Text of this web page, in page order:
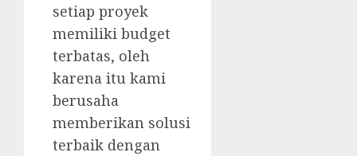
setiap proyek
memiliki budget
terbatas, oleh
karena itu kami
berusaha
memberikan solusi
terbaik dengan